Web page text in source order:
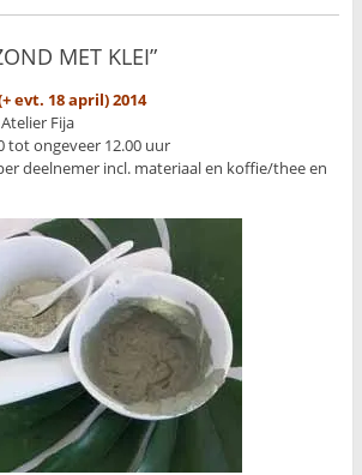
MET KLEI”
evt. 18 april) 2014
Fija
12.00 uur
incl. materiaal en koffie/thee en